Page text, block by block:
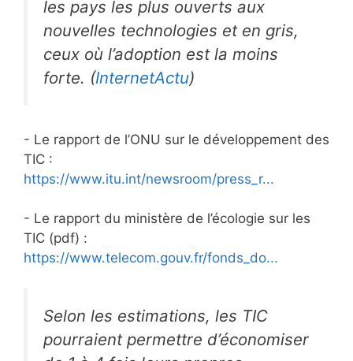
les pays les plus ouverts aux
nouvelles technologies et en gris,
ceux où l’adoption est la moins
forte. (InternetActu)
- Le rapport de l’ONU sur le développement des
TIC :
https://www.itu.int/newsroom/press_r...
- Le rapport du ministère de l’écologie sur les
TIC (pdf) :
https://www.telecom.gouv.fr/fonds_do...
Selon les estimations, les TIC
pourraient permettre d’économiser